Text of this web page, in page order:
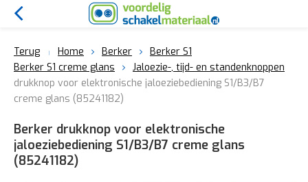
Terug Home Berker
Berker S1
Berker S1 creme glans
Jaloezie-, tijd- en standenknoppen
drukknop voor elektronische jaloeziebediening S1/B3/B7
creme glans (85241182)
Berker drukknop voor elektronische
jaloeziebediening S1/B3/B7 creme glans
(85241182)